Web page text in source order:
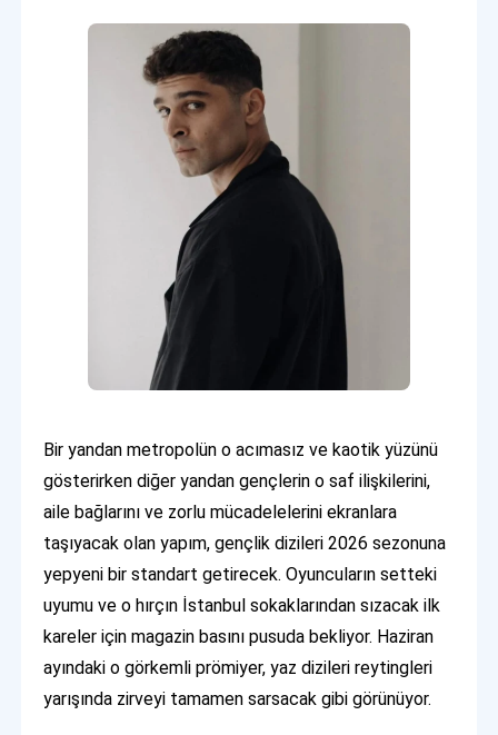
Bir yandan metropolün o acımasız ve kaotik yüzünü
gösterirken diğer yandan gençlerin o saf ilişkilerini,
aile bağlarını ve zorlu mücadelelerini ekranlara
taşıyacak olan yapım, gençlik dizileri 2026 sezonuna
yepyeni bir standart getirecek. Oyuncuların setteki
uyumu ve o hırçın İstanbul sokaklarından sızacak ilk
kareler için magazin basını pusuda bekliyor. Haziran
ayındaki o görkemli prömiyer, yaz dizileri reytingleri
yarışında zirveyi tamamen sarsacak gibi görünüyor.